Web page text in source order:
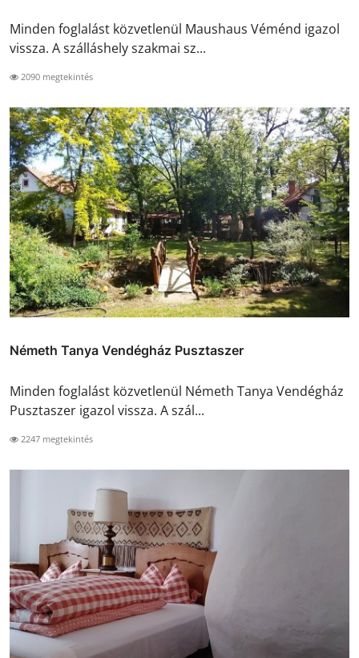
Minden foglalást közvetlenül Maushaus Véménd igazol
vissza. A szálláshely szakmai sz...
2090 megtekintés
Németh Tanya Vendégház Pusztaszer
Minden foglalást közvetlenül Németh Tanya Vendégház
Pusztaszer igazol vissza. A szál...
2247 megtekintés